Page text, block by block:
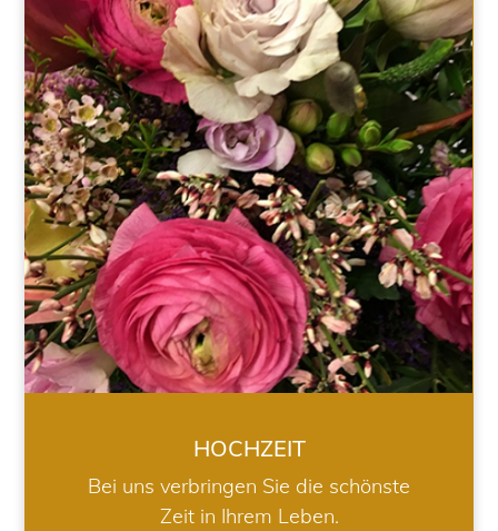
HOCHZEIT
HOCHZEIT
Bei uns verbringen Sie die schönste
Zeit in Ihrem Leben.